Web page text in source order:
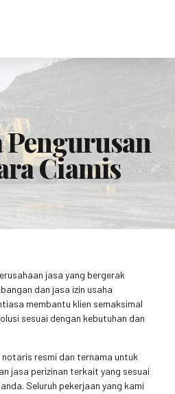
Pengurusan
Ciamis
jasa yang bergerak
dan jasa izin usaha
membantu klien semaksimal
sesuai dengan kebutuhan dan
resmi dan ternama untuk
jasa perizinan terkait yang sesuai
Seluruh pekerjaan yang kami